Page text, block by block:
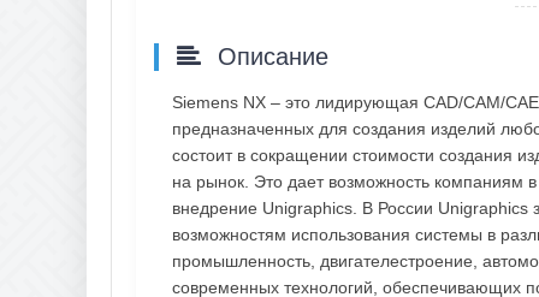
Описание
Siemens NX – это лидирующая CAD/CAM/
предназначенных для создания изделий
состоит в сокращении стоимости создания
на рынок. Это дает возможность компаниям в
внедрение Unigraphics. В России
возможностям использования системы в
промышленность, двигателестроение,
современных технологий, обеспечивающих